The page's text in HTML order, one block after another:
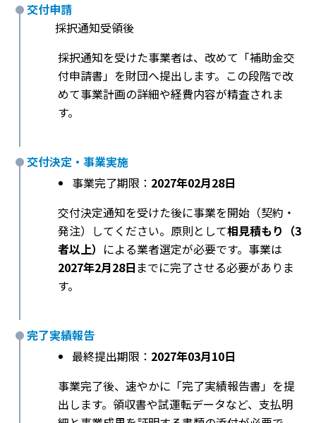
交付申請
採択通知受領後
採択通知を受けた事業者は、改めて「補助金交
付申請書」を財団へ提出します。この段階で改
めて事業計画の詳細や経費内容が精査されま
す。
交付決定・事業実施
事業完了期限： 2027年02月28日
交付決定通知を受けた後に事業を開始（契約・
発注）してください。原則として相見積もり（3
者以上） による業者選定が必要です。事業は
2027年2月28日 までに完了させる必要がありま
す。
完了実績報告
最終提出期限： 2027年03月10日
事業完了後、速やかに「完了実績報告書」を提
出します。領収書や試運転データなど、支払明